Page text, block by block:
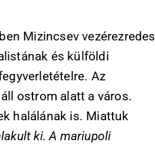
Mizincsev vezérezredes
és külföldi
Az
ostrom alatt a város.
halálának is. Miattuk
ki. A mariupoli